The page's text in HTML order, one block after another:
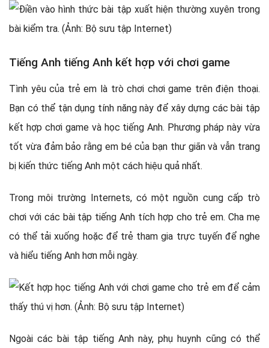
Tiếng Anh tiếng Anh kết hợp với chơi game
Tình yêu của trẻ em là trò chơi chơi game trên điện thoại.
Bạn có thể tận dụng tính năng này để xây dựng các bài tập
kết hợp chơi game và học tiếng Anh. Phương pháp này vừa
tốt vừa đảm bảo rằng em bé của bạn thư giãn và vẫn trang
bị kiến ​​thức tiếng Anh một cách hiệu quả nhất.
Trong môi trường Internets, có một nguồn cung cấp trò
chơi với các bài tập tiếng Anh tích hợp cho trẻ em. Cha mẹ
có thể tải xuống hoặc để trẻ tham gia trực tuyến để nghe
và hiểu tiếng Anh hơn mỗi ngày.
Ngoài các bài tập tiếng Anh này, phụ huynh cũng có thể